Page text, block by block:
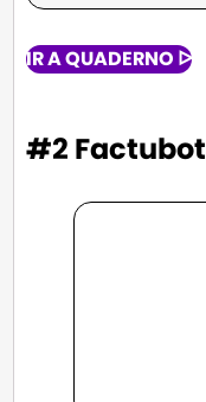
IR A QUADERNO ᐅ
#2 Factubot